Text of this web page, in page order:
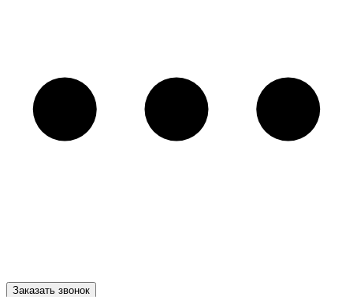
Заказать звонок